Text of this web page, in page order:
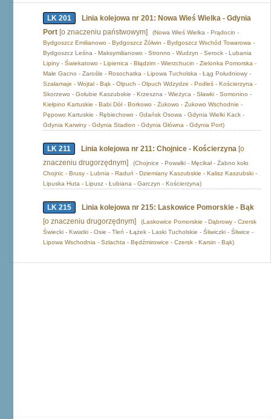
LK 201
Linia kolejowa nr 201: Nowa Wieś Wielka - Gdynia
Port [o znaczeniu państwowym]
(Nowa Wieś Wielka - Prądocin -
Bydgoszcz Emilianowo - Bydgoszcz Żółwin - Bydgoszcz Wschód Towarowa -
Bydgoszcz Leśna - Maksymilianowo - Stronno - Wudzyn - Serock - Lubania
Lipiny - Świekatowo - Lipienica - Błądzim - Wierzchucin - Zielonka Pomorska -
Małe Gacno - Zarośle - Rosochatka - Lipowa Tucholska - Łąg Południowy -
Szałamaje - Wojtal - Bąk - Olpuch - Olpuch Wdzydze - Podleś - Kościerzyna -
Skorzewo - Gołubie Kaszubskie - Krzeszna - Wieżyca - Sławki - Somonino -
Kiełpino Kartuskie - Babi Dół - Borkowo - Żukowo - Żukowo Wschodnie -
Pępowo Kartuskie - Rębiechowo - Gdańsk Osowa - Gdynia Wielki Kack -
Gdynia Karwiny - Gdynia Stadion - Gdynia Główna - Gdynia Port)
LK 211 Linia kolejowa nr 211: Chojnice - Kościerzyna [o
znaczeniu drugorzędnym]
(Chojnice - Powałki - Męcikał - Żabno koło
Chojnic - Brusy - Lubnia - Raduń - Dziemiany Kaszubskie - Kalisz Kaszubski -
Lipuska Huta - Lipusz - Łubiana - Garczyn - Kościerzyna)
LK 215
Linia kolejowa nr 215: Laskowice Pomorskie - Bąk
[o znaczeniu drugorzędnym]
(Laskowice Pomorskie - Dąbrowy - Czersk
Świecki - Kwiatki - Osie - Tleń - Łążek - Laski Tucholskie - Śliwiczki - Śliwice -
Lipowa Wschodnia - Szlachta - Będźmirowice - Czersk - Karsin - Bąk)